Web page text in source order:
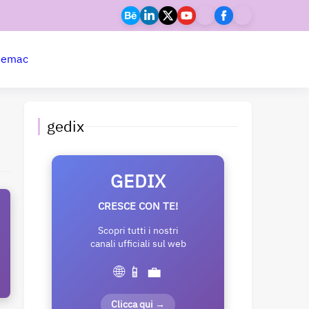
mac
gedix
GEDIX
CRESCE CON TE!
Scopri tutti i nostri
canali ufficiali sul web
🌐 📱 💼
Clicca qui →